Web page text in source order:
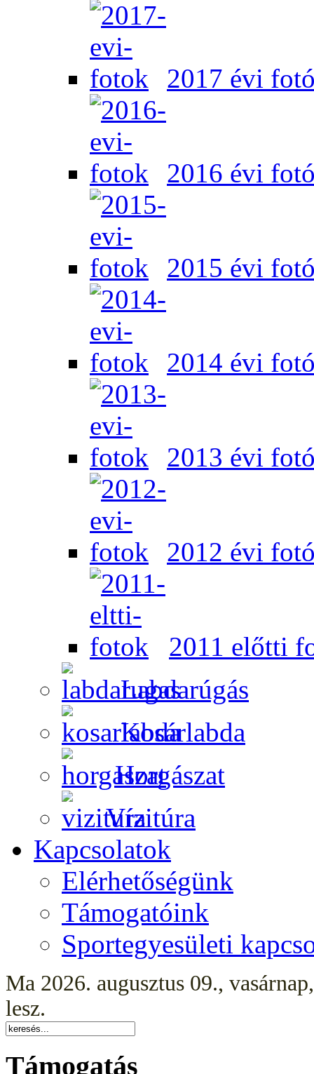
2017 évi
2016 évi
2015 évi
2014 évi
2013 évi
2012 évi
2011 előtti
Labdarúgás
Kosárlabda
Horgászat
Vízitúra
Kapcsolatok
Elérhetőségünk
Támogatóink
Sportegyesületi
Ma 2026. augusztus 09.,
lesz.
Támogatás